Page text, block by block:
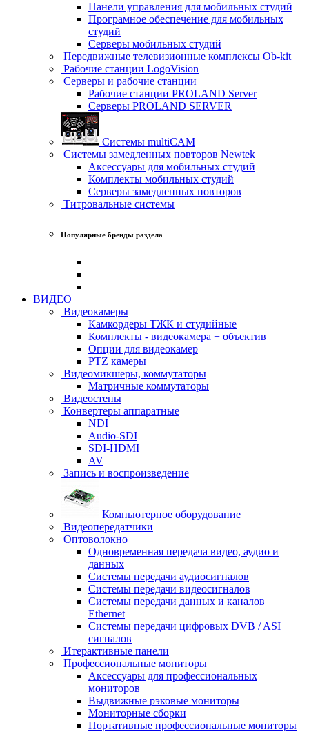
Панели управления для мобильных студий
Програмное обеспечение для мобильных
студий
Серверы мобильных студий
Передвижные телевизионные комплексы Ob-kit
Рабочие станции LogoVision
Серверы и рабочие станции
Рабочие станции PROLAND Server
Серверы PROLAND SERVER
Системы multiCAM
Системы замедленных повторов Newtek
Аксессуары для мобильных студий
Комплекты мобильных студий
Серверы замедленных повторов
Титровальные системы
Популярные бренды раздела
ВИДЕО
Видеокамеры
Камкордеры ТЖК и студийные
Комплекты - видеокамера + объектив
Опции для видеокамер
PTZ камеры
Видеомикшеры, коммутаторы
Матричные коммутаторы
Видеостены
Конвертеры аппаратные
NDI
Audio-SDI
SDI-HDMI
AV
Запись и воспроизведение
Компьютерное оборудование
Видеопередатчики
Оптоволокно
Одновременная передача видео, аудио и
данных
Системы передачи аудиосигналов
Системы передачи видеосигналов
Системы передачи данных и каналов
Ethernet
Системы передачи цифровых DVB / ASI
сигналов
Итерактивные панели
Профессиональные мониторы
Аксессуары для профессиональных
мониторов
Выдвижные рэковые мониторы
Мониторные сборки
Портативные профессиональные мониторы